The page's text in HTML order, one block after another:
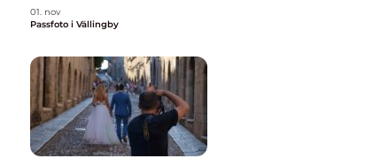
01. nov
Passfoto i Vällingby